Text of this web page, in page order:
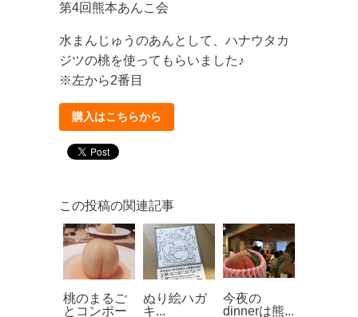
第4回熊本あんこ会
水まんじゅうのあんとして、ハナウタカ
ジツの桃を使ってもらいました♪
※左から2番目
購入はこちらから
この投稿の関連記事
桃のまるご
とコンポー
ぬり絵ハガ
キ...
今夜の
dinnerは熊...